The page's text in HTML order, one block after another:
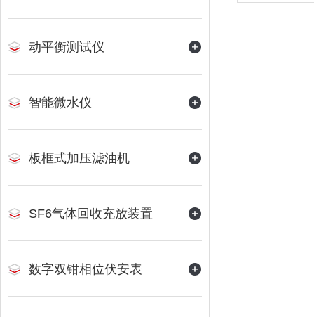
动平衡测试仪
智能微水仪
板框式加压滤油机
SF6气体回收充放装置
数字双钳相位伏安表